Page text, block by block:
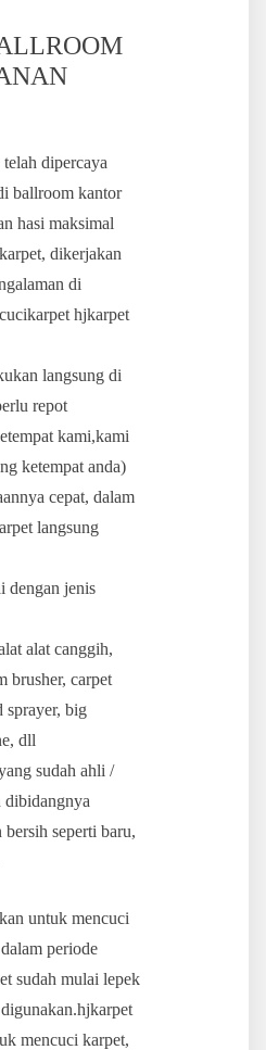
dipercaya
ballroom kantor
hasi maksimal
dikerjakan
di
hjkarpet
langsung di
repot
kami,kami
ketempat anda)
cepat, dalam
langsung
dengan jenis
alat canggih,
brusher, carpet
sprayer, big
dll
sudah ahli /
dibidangnya
seperti baru,
untuk mencuci
periode
sudah mulai lepek
mencuci karpet,